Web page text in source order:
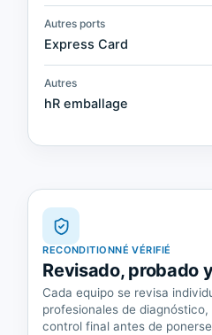
Autres ports
Express Card
Autres
hR emballage
RECONDITIONNÉ VÉRIFIÉ
Revisado, probado
Cada equipo se revisa
profesionales de
control final antes de